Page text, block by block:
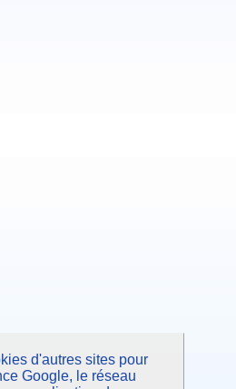
d'autres sites pour
Google, le réseau